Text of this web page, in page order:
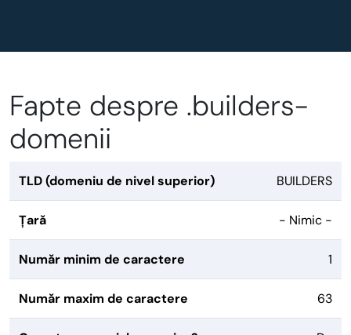
Fapte despre .builders-
domenii
TLD (domeniu de nivel superior) BUILDERS
Țară - Nimic -
Număr minim de caractere 1
Număr maxim de caractere 63